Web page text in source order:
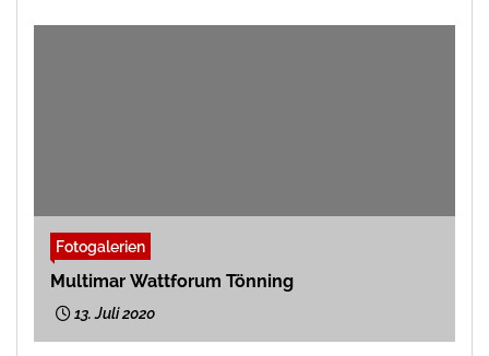
Fotogalerien
Multimar Wattforum Tönning
13. Juli 2020